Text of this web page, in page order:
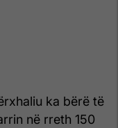
ka bërë të
në rreth 150